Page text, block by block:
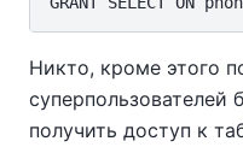
Никто, кроме этого
получить доступ к